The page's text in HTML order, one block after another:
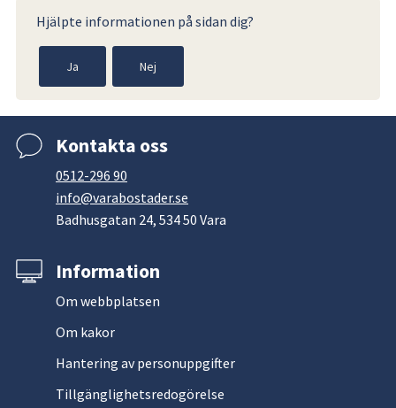
Hjälpte informationen på sidan dig?
Ja Nej
Kontakta oss
0512-296 90
info@varabostader.se
Badhusgatan 24, 534 50 Vara
Information
Om webbplatsen
Om kakor
Hantering av personuppgifter
Tillgänglighetsredogörelse